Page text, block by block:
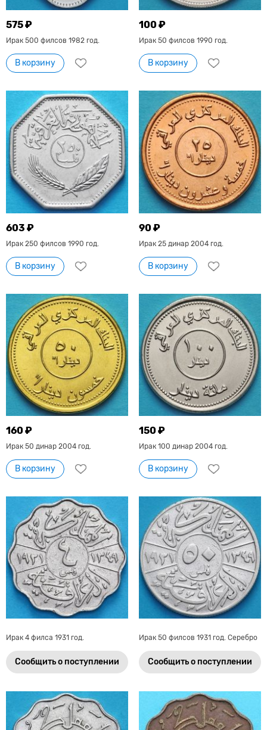
575 ₽
Ирак 500 филсов 1982 год.
В корзину
100 ₽
Ирак 50 филсов 1990 год.
В корзину
603 ₽
Ирак 250 филсов 1990 год.
В корзину
90 ₽
Ирак 25 динар 2004 год.
В корзину
160 ₽
Ирак 50 динар 2004 год.
В корзину
150 ₽
Ирак 100 динар 2004 год.
В корзину
Ирак 4 филса 1931 год.
Сообщить о поступлении
Ирак 50 филсов 1931 год. Серебро
Сообщить о поступлении